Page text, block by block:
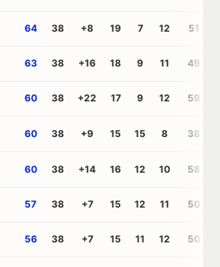
64 38 +8 19 7 12 51
63 38 +16 18 9 11 49
60 38 +22 17 9 12 59
60 38 +9 15 15 8 38
60 38 +14 16 12 10 58
57 38 +7 15 12 11 50
56 38 +7 15 11 12 50